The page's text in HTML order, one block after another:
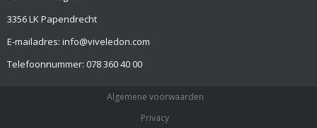
3356 LK Papendrecht
E-mailadres: info@viveledon.com
Telefoonnummer: 078 360 40 00
Algemene voorwaarden
Privacy